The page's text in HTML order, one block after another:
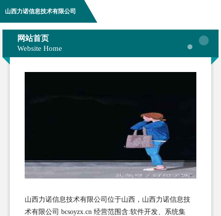
山西力诺信息技术有限公司
网站首页
Website Home
山西力诺信息技术有限公司位于山西，山西力诺信息技
术有限公司 bcsoyzx.cn 经营范围含:软件开发、系统集